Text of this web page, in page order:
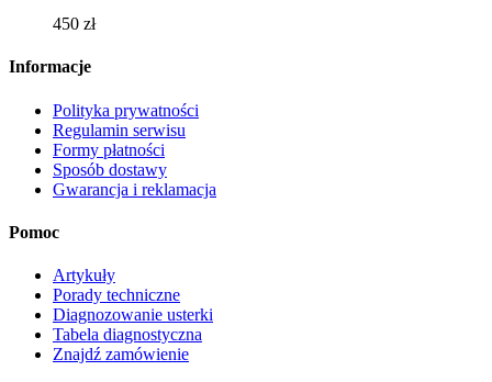
450 zł
Informacje
Polityka prywatności
Regulamin serwisu
Formy płatności
Sposób dostawy
Gwarancja i reklamacja
Pomoc
Artykuły
Porady techniczne
Diagnozowanie usterki
Tabela diagnostyczna
Znajdź zamówienie